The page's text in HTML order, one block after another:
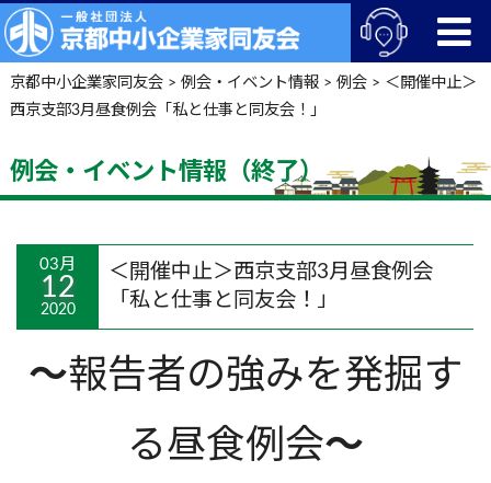
京都中小企業家同友会> 例会・イベント情報> 例会> ＜開催中止＞
西京支部3月昼食例会「私と仕事と同友会！」
例会・イベント情報（終了）
03月
12
2020
＜開催中止＞西京支部3月昼食例会
「私と仕事と同友会！」
～報告者の強みを発掘す
る昼食例会～